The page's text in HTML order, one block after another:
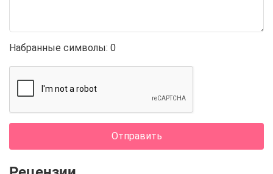
Набранные символы: 0
Отправить